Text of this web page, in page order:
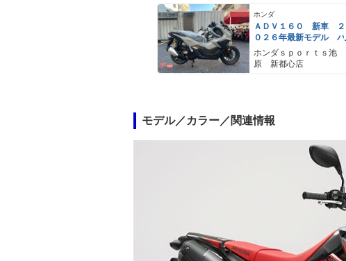
ホンダ
ＡＤＶ１６０ 新車 ２
０２６年最新モデル パ
ールスモーキーグレー
スマートキー ２９Ｌ
メットイン ＵＳＢ Ｔ
ホンダｓｐｏｒｔｓ池
原 新都心店
モデル／カラー／関連情報